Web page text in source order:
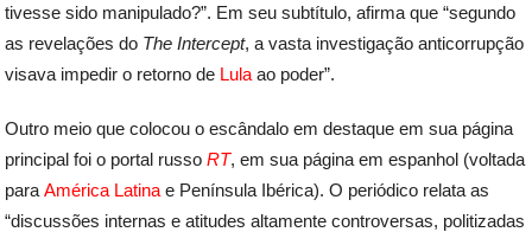
tivesse sido manipulado?”. Em seu subtítulo, afirma que “segundo
as revelações do The Intercept, a vasta investigação anticorrupção
visava impedir o retorno de Lula ao poder”.
Outro meio que colocou o escândalo em destaque em sua página
principal foi o portal russoRT, em sua página em espanhol (voltada
paraAmérica Latina e Península Ibérica). O periódico relata as
“discussões internas e atitudes altamente controversas, politizadas